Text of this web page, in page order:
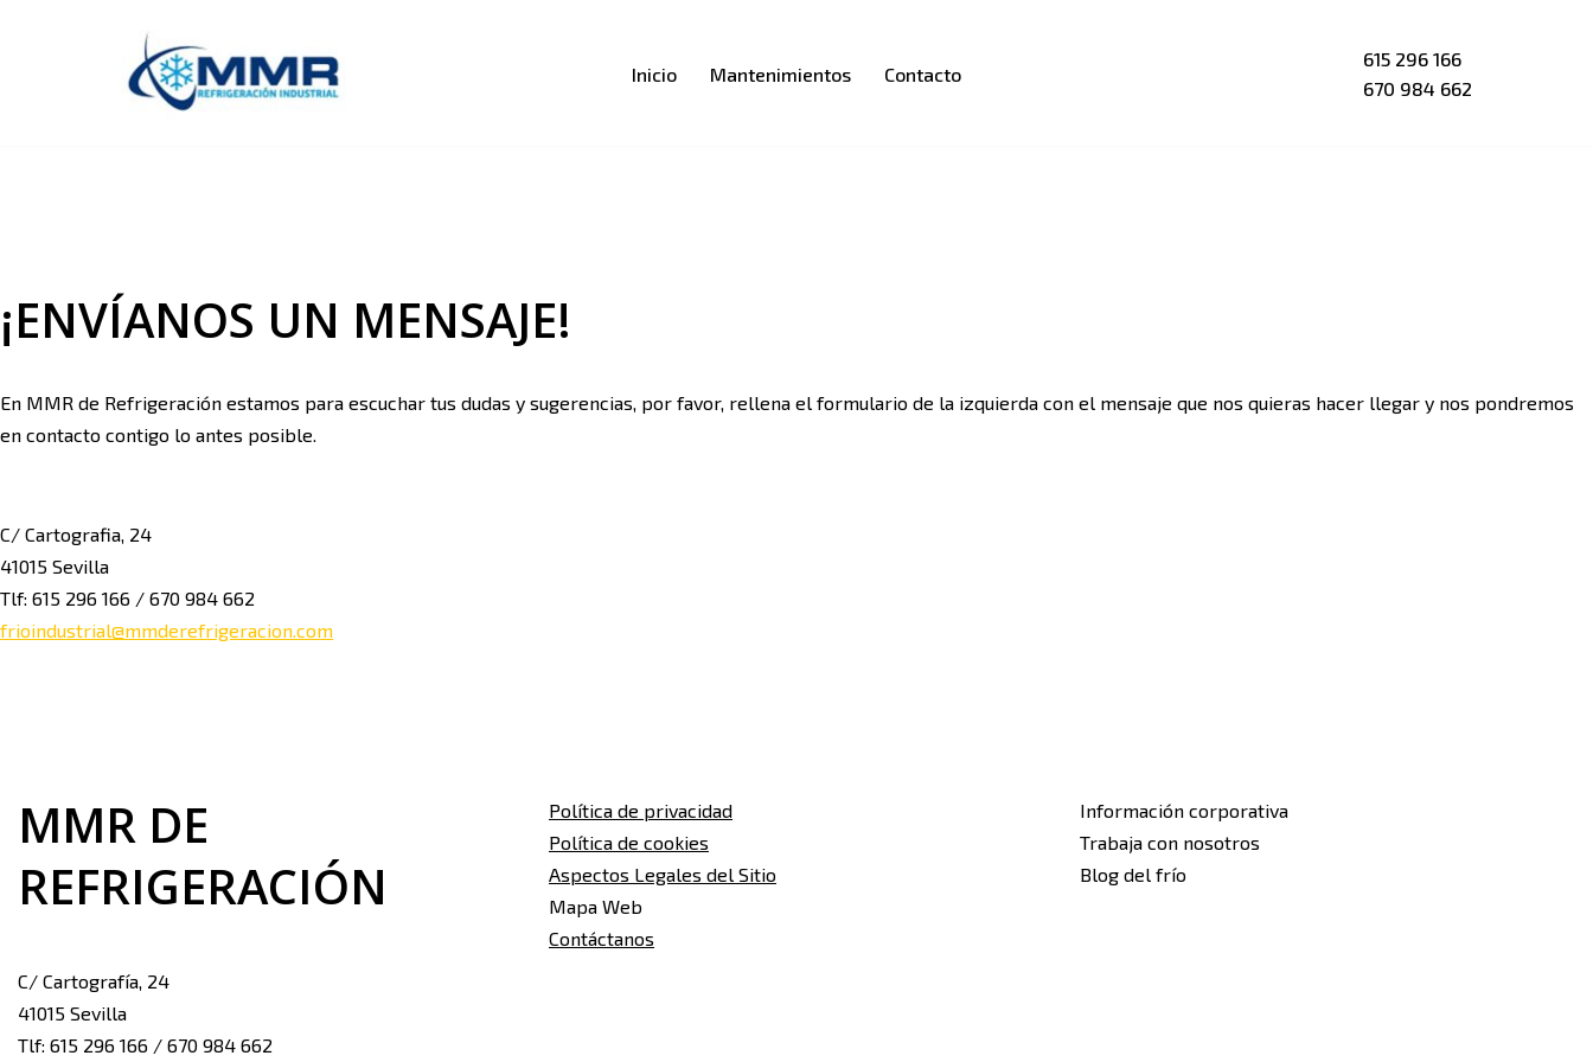
Inicio Mantenimientos Contacto
615 296 166
670 984 662
¡ENVÍANOS UN MENSAJE!
En MMR de Refrigeración estamos para escuchar tus dudas y sugerencias, por favor, rellena el formulario de la izquierda con el mensaje que nos quieras hacer llegar y nos pondremos
en contacto contigo lo antes posible.
C/ Cartografia, 24
41015 Sevilla
Tlf: 615 296 166 / 670 984 662
frioindustrial@mmderefrigeracion.com
MMR DE
REFRIGERACIÓN
C/ Cartografía, 24
41015 Sevilla
Tlf: 615 296 166 / 670 984 662
Política de privacidad
Política de cookies
Aspectos Legales del Sitio
Mapa Web
Contáctanos
Información corporativa
Trabaja con nosotros
Blog del frío